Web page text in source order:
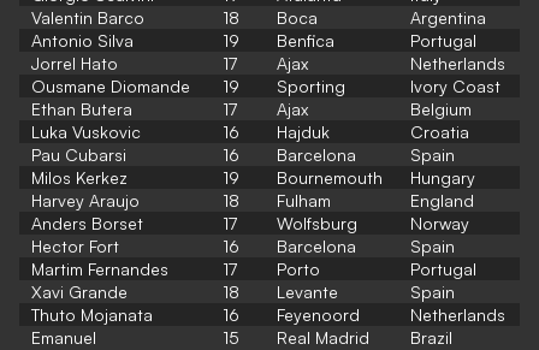
Valentin Barco
18 Boca
Argentina
Antonio Silva
19 Benfica
Portugal
Jorrel Hato
17 Ajax
Netherlands
Ousmane Diomande
19 Sporting
Ivory Coast
Ethan Butera
17 Ajax
Belgium
Luka Vuskovic
16 Hajduk
Croatia
Pau Cubarsi
16 Barcelona
Spain
Milos Kerkez
19 Bournemouth
Hungary
Harvey Araujo
18 Fulham
England
Anders Borset
17 Wolfsburg
Norway
Hector Fort
16 Barcelona
Spain
Martim Fernandes
17 Porto
Portugal
Xavi Grande
18 Levante
Spain
Thuto Mojanata
16 Feyenoord
Netherlands
Emanuel
15 Real Madrid Brazil